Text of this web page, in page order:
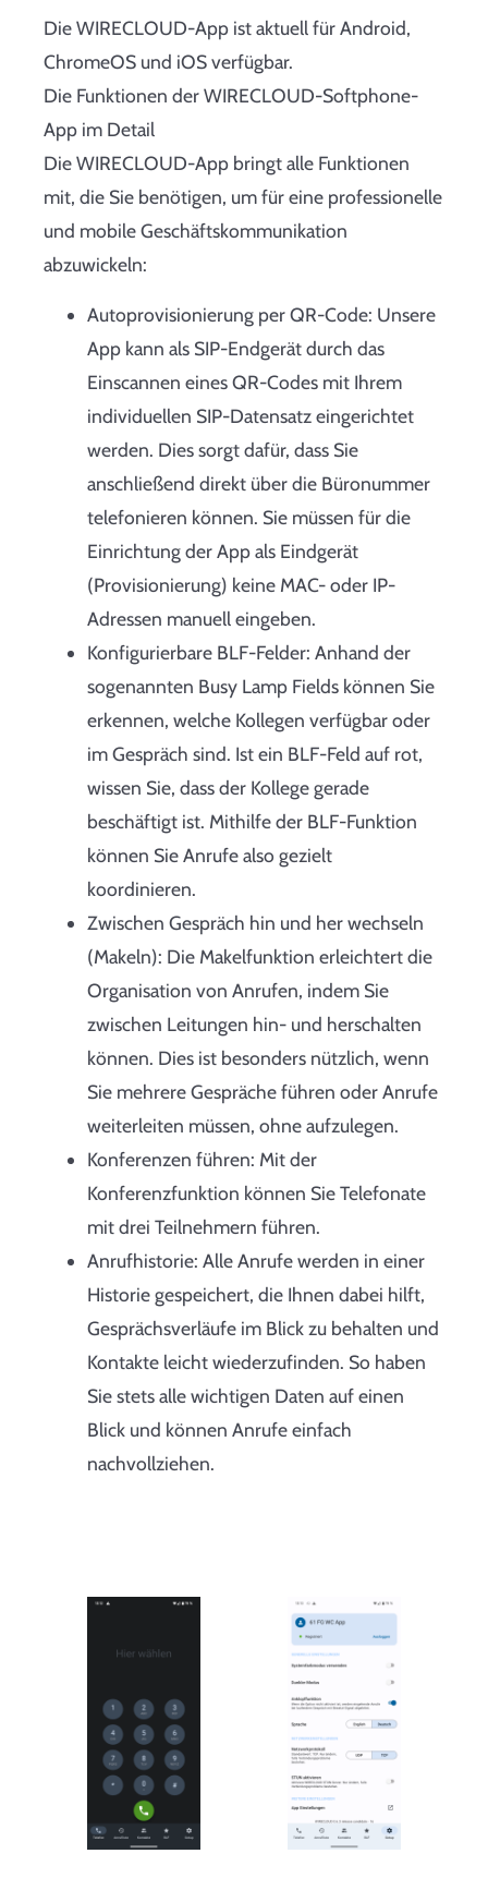
Die WIRECLOUD-App ist aktuell für Android,
ChromeOS und iOS verfügbar.
Die Funktionen der WIRECLOUD-Softphone-
App im Detail
Die WIRECLOUD-App bringt alle Funktionen
mit, die Sie benötigen, um für eine professionelle
und mobile Geschäftskommunikation
abzuwickeln:
Autoprovisionierung per QR-Code: Unsere
App kann als SIP-Endgerät durch das
Einscannen eines QR-Codes mit Ihrem
individuellen SIP-Datensatz eingerichtet
werden. Dies sorgt dafür, dass Sie
anschließend direkt über die Büronummer
telefonieren können. Sie müssen für die
Einrichtung der App als Eindgerät
(Provisionierung) keine MAC- oder IP-
Adressen manuell eingeben.
Konfigurierbare BLF-Felder: Anhand der
sogenannten Busy Lamp Fields können Sie
erkennen, welche Kollegen verfügbar oder
im Gespräch sind. Ist ein BLF-Feld auf rot,
wissen Sie, dass der Kollege gerade
beschäftigt ist. Mithilfe der BLF-Funktion
können Sie Anrufe also gezielt
koordinieren.
Zwischen Gespräch hin und her wechseln
(Makeln): Die Makelfunktion erleichtert die
Organisation von Anrufen, indem Sie
zwischen Leitungen hin- und herschalten
können. Dies ist besonders nützlich, wenn
Sie mehrere Gespräche führen oder Anrufe
weiterleiten müssen, ohne aufzulegen.
Konferenzen führen: Mit der
Konferenzfunktion können Sie Telefonate
mit drei Teilnehmern führen.
Anrufhistorie: Alle Anrufe werden in einer
Historie gespeichert, die Ihnen dabei hilft,
Gesprächsverläufe im Blick zu behalten und
Kontakte leicht wiederzufinden. So haben
Sie stets alle wichtigen Daten auf einen
Blick und können Anrufe einfach
nachvollziehen.